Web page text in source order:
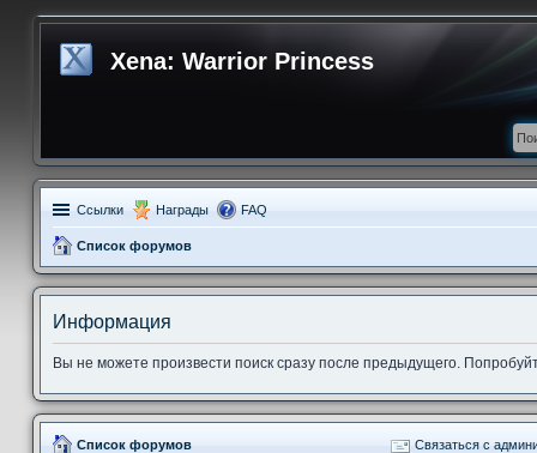
Xena: Warrior Princess
Ссылки Награды FAQ
Список форумов
Информация
Вы не можете произвести поиск сразу после предыдущего.
Список форумов Связаться с